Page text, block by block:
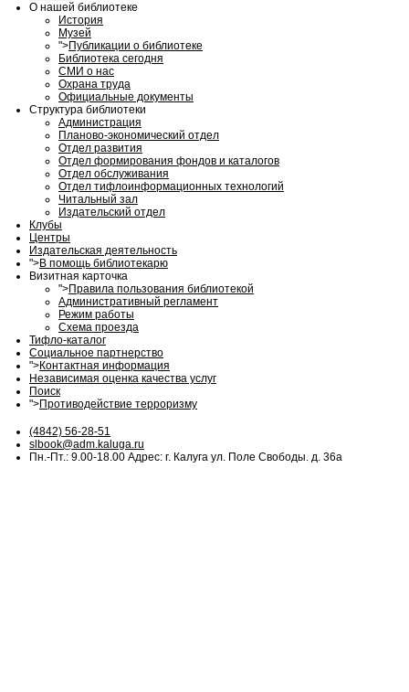
О нашей библиотеке
История
Музей
">Публикации о библиотеке
Библиотека сегодня
СМИ о нас
Охрана труда
Официальные документы
Структура библиотеки
Администрация
Планово-экономический отдел
Отдел развития
Отдел формирования фондов и каталогов
Отдел обслуживания
Отдел тифлоинформационных технологий
Читальный зал
Издательский отдел
Клубы
Центры
Издательская деятельность
">В помощь библиотекарю
Визитная карточка
">Правила пользования библиотекой
Административный регламент
Режим работы
Схема проезда
Тифло-каталог
Социальное партнерство
">Контактная информация
Независимая оценка качества услуг
Поиск
">Противодействие терроризму
(4842) 56-28-51
slbook@adm.kaluga.ru
Пн.-Пт.: 9.00-18.00 Адрес: г. Калуга ул. Поле Свободы. д. 36а